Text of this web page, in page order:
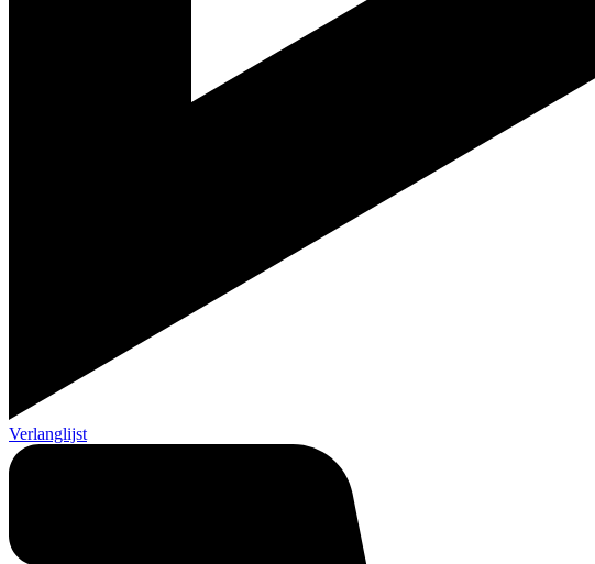
Verlanglijst